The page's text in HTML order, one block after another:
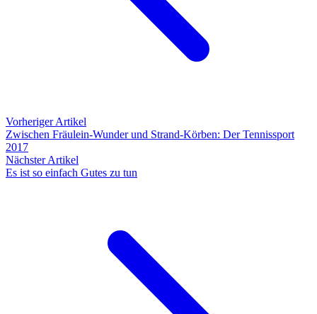
Vorheriger Artikel
Zwischen Fräulein-Wunder und Strand-Körben: Der Tennissport
2017
Nächster Artikel
Es ist so einfach Gutes zu tun